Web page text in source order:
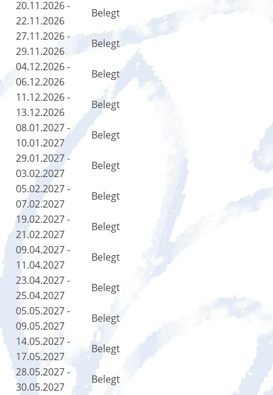
20.11.2026 -
22.11.2026
Belegt
27.11.2026 -
29.11.2026
Belegt
04.12.2026 -
06.12.2026
Belegt
11.12.2026 -
13.12.2026
Belegt
08.01.2027 -
10.01.2027
Belegt
29.01.2027 -
03.02.2027
Belegt
05.02.2027 -
07.02.2027
Belegt
19.02.2027 -
21.02.2027
Belegt
09.04.2027 -
11.04.2027
Belegt
23.04.2027 -
25.04.2027
Belegt
05.05.2027 -
09.05.2027
Belegt
14.05.2027 -
17.05.2027
Belegt
28.05.2027 -
30.05.2027
Belegt